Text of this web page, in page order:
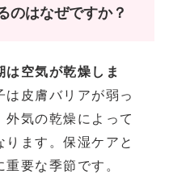
のはなぜですか？
は空気が乾燥しま
は皮膚バリアが弱っ
外気の乾燥によって
ます。保湿ケアと
要な季節です。